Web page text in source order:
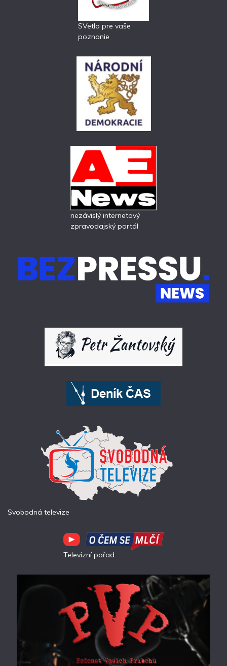
SVetlo pre vaše
poznanie
nezávislý internetový
zpravodajský portál
Svobodná televize
Televizní pořad